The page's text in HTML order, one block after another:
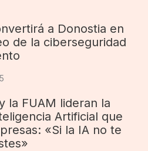
a Donostia en
de la ciberseguridad
la FUAM lideran la
Artificial que
«Si la IA no te